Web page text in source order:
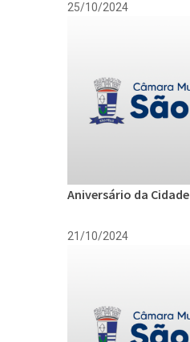
25/10/2024
Aniversário da Cidade
21/10/2024